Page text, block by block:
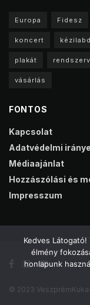
Europa Fidesz
koncert
plakát
vásárlás
FONTOS
Kapcsolat
Adatvédelmi
Médiaajánlat
Hozzászólási és
Impresszum
© 2023
Kedves
élmény
honlapunk